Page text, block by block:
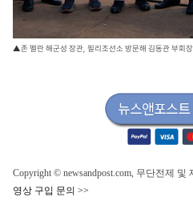
▲존 펠란 해군성 장관, 필리조선소 방문해 김동관 부회
Copyright © newsandpost.com, 무단전제
영상 구입 문의 >>